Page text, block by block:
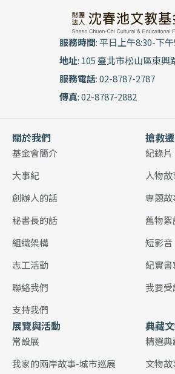
服務時間: 平日上午8:30-下午
地址: 105 臺北市松山區東興
服務電話: 02-8787-2787
傳真: 02-8787-2882
關於我們
基金會簡介
大事紀
創辦人的話
秘書長的話
組織架構
志工活動
聯絡我們
支持我們
搶救
紀錄片
人物
專題故
舊物絮
短影音
紀實書
我要受
展覽與活動
常設展
我家的兩岸故事-城市巡展
典藏
精選典
文物故